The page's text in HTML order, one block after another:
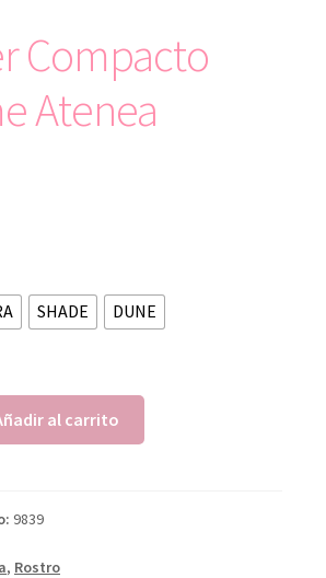
Compacto
Atenea
SHADE
DUNE
al carrito
9839
, Rostro